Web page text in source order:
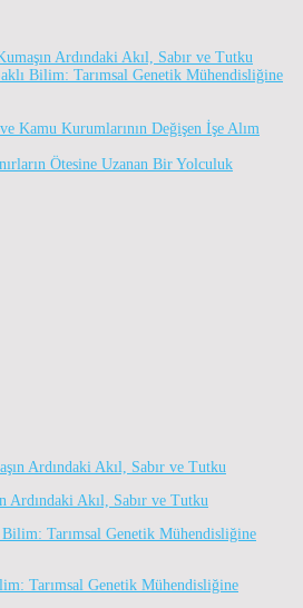
Ardındaki Akıl, Sabır ve Tutku
Bilim: Tarımsal Genetik Mühendisliğine
Kamu Kurumlarının Değişen İşe Alım
Ötesine Uzanan Bir Yolculuk
Ardındaki Akıl, Sabır ve Tutku
Tarımsal Genetik Mühendisliğine